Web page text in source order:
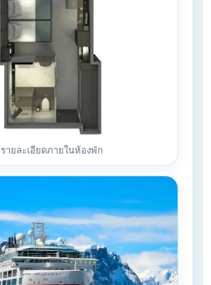
รายละเอียดภายในห้องพัก